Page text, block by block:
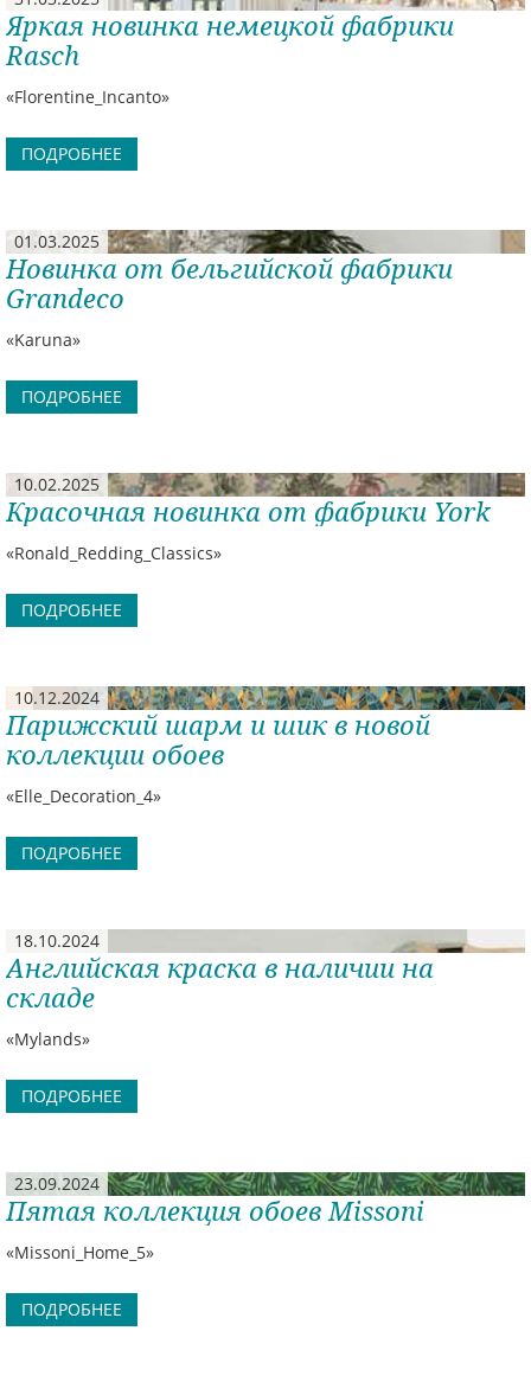
Яркая новинка немецкой фабрики
Rasch
«Florentine_Incanto»
ПОДРОБНЕЕ
01.03.2025
Новинка от бельгийской фабрики
Grandeco
«Karuna»
ПОДРОБНЕЕ
10.02.2025
Красочная новинка от фабрики York
«Ronald_Redding_Classics»
ПОДРОБНЕЕ
10.12.2024
Парижский шарм и шик в новой
коллекции обоев
«Elle_Decoration_4»
ПОДРОБНЕЕ
18.10.2024
Английская краска в наличии на
складе
«Mylands»
ПОДРОБНЕЕ
23.09.2024
Пятая коллекция обоев Missoni
«Missoni_Home_5»
ПОДРОБНЕЕ